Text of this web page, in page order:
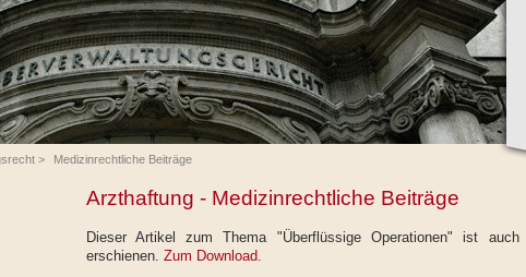
> Medizinrechtliche Beiträge
Arzthaftung - Medizinrechtliche Beiträge
Dieser Artikel zum Thema "Überflüssige Operationen" ist
erschienen. Zum Download.